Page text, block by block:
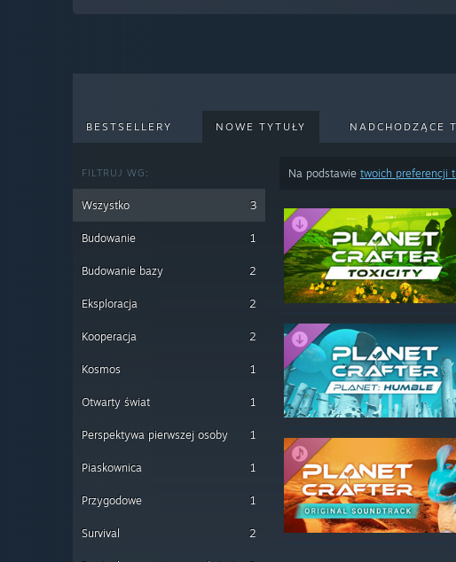
BESTSELLERY NOWE TYTUŁY NADCHODZĄCE
FILTRUJ WG:
Wszystko 3
Budowanie 1
Budowanie bazy 2
Eksploracja 2
Kooperacja 2
Kosmos 1
Otwarty świat 1
Perspektywa pierwszej osoby 1
Piaskownica 1
Przygodowe 1
Survival 2
Na podstawie twoich preferencji